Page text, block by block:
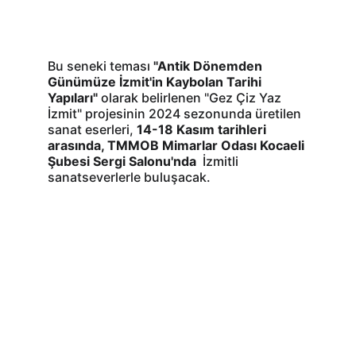
Bu seneki teması "Antik Dönemden
Günümüze İzmit'in Kaybolan Tarihi
Yapıları" olarak belirlenen "Gez Çiz Yaz
İzmit" projesinin 2024 sezonunda üretilen
sanat eserleri, 14-18 Kasım tarihleri
arasında, TMMOB Mimarlar Odası Kocaeli
Şubesi Sergi Salonu'nda
  İzmitli
sanatseverlerle buluşacak.